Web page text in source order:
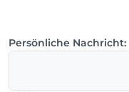
Persönliche Nachricht: